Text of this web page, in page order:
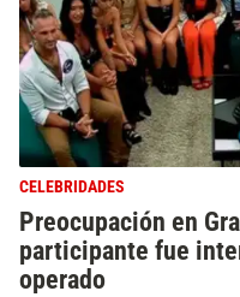
CELEBRIDADES
Preocupación en
participante fue
operado